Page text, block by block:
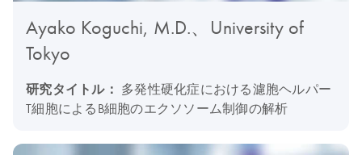
Ayako Koguchi, M.D.、University of
Tokyo
研究タイトル： 多発性硬化症における濾胞ヘルパー
T細胞によるB細胞のエクソソーム制御の解析